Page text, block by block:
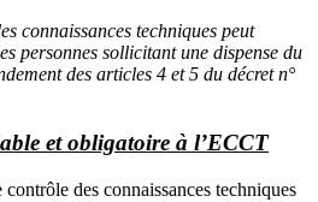
connaissances techniques peut
personnes sollicitant une dispense du
des articles 4 et 5 du décret n°
et obligatoire à l’ECCT
des connaissances techniques